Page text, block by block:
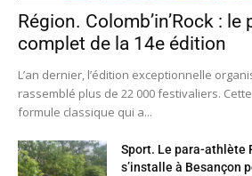
Région. Colomb’in’Rock :
complet de la 14e édition
L’an dernier, l’édition exceptionnelle
rassemblé plus de 22 000 festivaliers.
formule classique qui a...
Sport. Le para-athlète
s’installe à Besançon